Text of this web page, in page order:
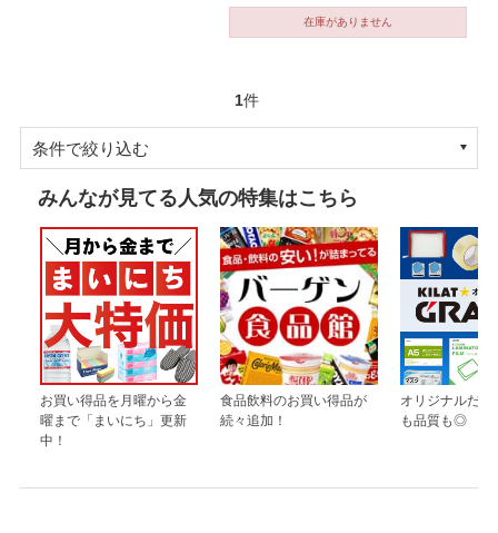
在庫がありません
1件
条件で絞り込む
みんなが見てる人気の特集はこちら
お買い得品を月曜から金
曜まで「まいにち」更新
中！
食品飲料のお買い得品が
続々追加！
オリジナルだか
も品質も◎